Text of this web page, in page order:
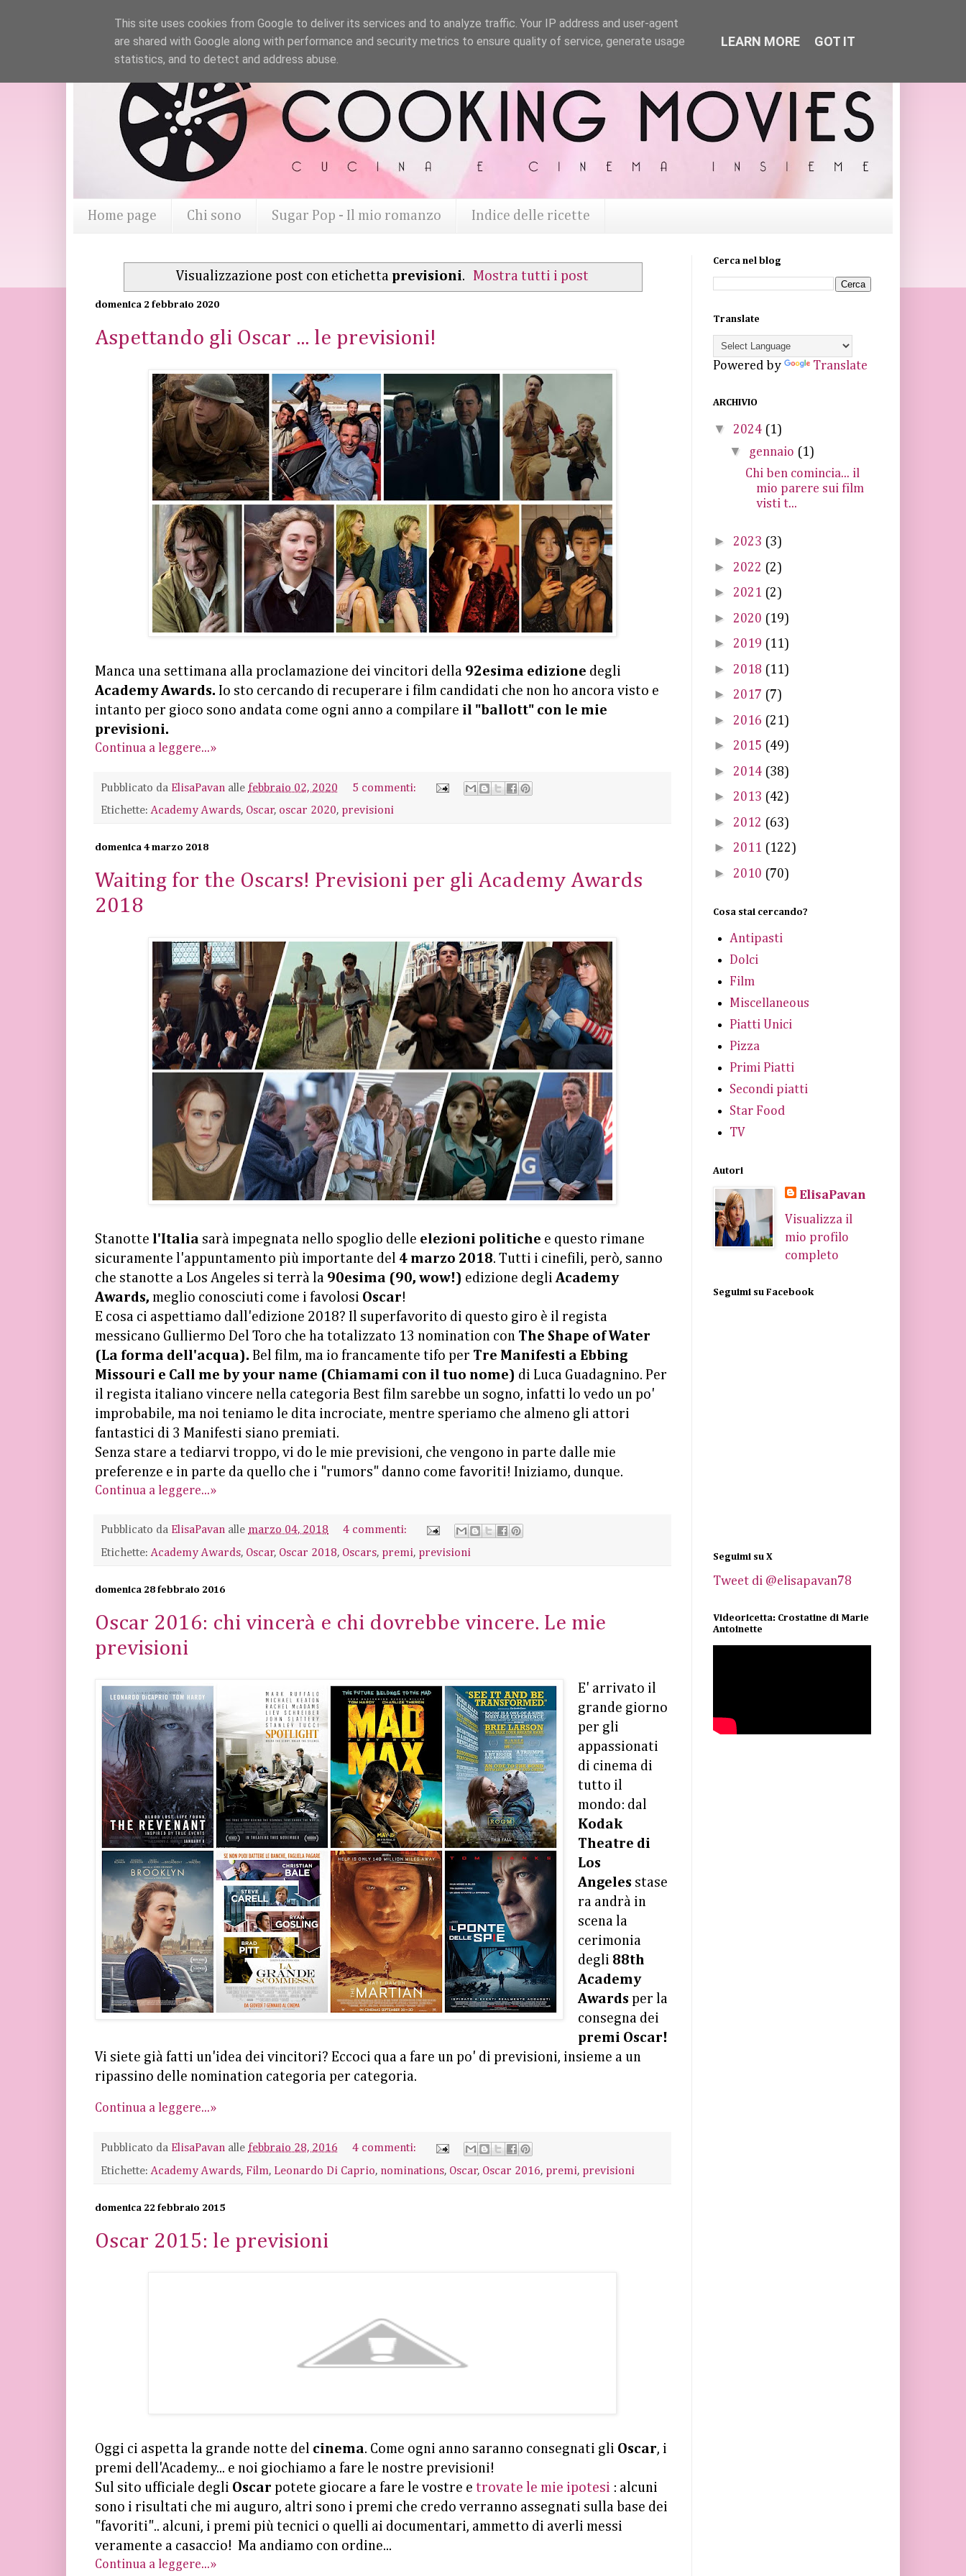
Home page Chi sono Sugar Pop - Il mio romanzo Indice delle ricette
Visualizzazione post con etichetta previsioni. Mostra tutti i post
domenica 2 febbraio 2020
Aspettando gli Oscar ... le previsioni!
Manca una settimana alla proclamazione dei vincitori della 92esima edizione degli
Academy Awards.
Io sto cercando di recuperare i film candidati che non ho ancora visto e
intanto per gioco sono andata come ogni anno a compilare il "ballott" con le mie
previsioni.
Continua a leggere...»
Pubblicato da ElisaPavan alle febbraio 02, 2020
5 commenti:
Etichette:Academy Awards, Oscar, oscar 2020, previsioni
domenica 4 marzo 2018
Waiting for the Oscars! Previsioni per gli Academy Awards
2018
Stanotte l'Italia sarà impegnata nello spoglio delle elezioni politiche e questo rimane
sicuramente l'appuntamento più importante del 4 marzo 2018. Tutti i cinefili, però, sanno
che stanotte a Los Angeles si terrà la 90esima (90, wow!) edizione degli Academy
Awards, meglio conosciuti come i favolosi Oscar!
E cosa ci aspettiamo dall'edizione 2018? Il superfavorito di questo giro è il regista
messicano Gulliermo Del Toro che ha totalizzato 13 nomination con The Shape of Water
(La forma dell'acqua). Bel film, ma io francamente tifo per Tre Manifesti a Ebbing
Missouri e Call me by your name (Chiamami con il tuo nome) di Luca Guadagnino. Per
il regista italiano vincere nella categoria Best film sarebbe un sogno, infatti lo vedo un po'
improbabile, ma noi teniamo le dita incrociate, mentre speriamo che almeno gli attori
fantastici di 3 Manifesti siano premiati.
Senza stare a tediarvi troppo, vi do le mie previsioni, che vengono in parte dalle mie
preferenze e in parte da quello che i "rumors" danno come favoriti! Iniziamo, dunque.
Continua a leggere...»
Pubblicato da ElisaPavan alle marzo 04, 2018
4 commenti:
Etichette:Academy Awards, Oscar, Oscar 2018, Oscars, premi, previsioni
domenica 28 febbraio 2016
Oscar 2016: chi vincerà e chi dovrebbe vincere. Le mie
previsioni
E' arrivato il
grande giorno
per gli
appassionati
di cinema di
tutto il
mondo: dal
Kodak
Theatre di
Los
Angeles stase
ra andrà in
scena la
cerimonia
degli 88th
Academy
Awards per la
consegna dei
premi Oscar!
Vi siete già fatti un'idea dei vincitori? Eccoci qua a fare un po' di previsioni, insieme a un
ripassino delle nomination categoria per categoria.
Continua a leggere...»
Pubblicato da ElisaPavan alle febbraio 28, 2016
4 commenti:
Etichette:Academy Awards, Film, Leonardo Di Caprio, nominations, Oscar, Oscar 2016, premi, previsioni
domenica 22 febbraio 2015
Oscar 2015: le previsioni
Oggi ci aspetta la grande notte del cinema. Come ogni anno saranno consegnati gli Oscar, i
premi dell'Academy... e noi giochiamo a fare le nostre previsioni!
Sul sito ufficiale degli Oscar potete giocare a fare le vostre e trovate le mie ipotesi : alcuni
sono i risultati che mi auguro, altri sono i premi che credo verranno assegnati sulla base dei
"favoriti".. alcuni, i premi più tecnici o quelli ai documentari, ammetto di averli messi
veramente a casaccio! Ma andiamo con ordine...
Continua a leggere...»
Cerca nel blog
Translate
Powered by Translate
ARCHIVIO
▼ 2024 (1)
▼ gennaio (1)
Chi ben comincia... il
mio parere sui film
visti t...
► 2023 (3)
► 2022 (2)
► 2021 (2)
► 2020 (19)
► 2019 (11)
► 2018 (11)
► 2017 (7)
► 2016 (21)
► 2015 (49)
► 2014 (38)
► 2013 (42)
► 2012 (63)
► 2011 (122)
► 2010 (70)
Cosa stai cercando?
Antipasti
Dolci
Film
Miscellaneous
Piatti Unici
Pizza
Primi Piatti
Secondi piatti
Star Food
TV
Autori
ElisaPavan
Visualizza il
mio profilo
completo
Seguimi su Facebook
Seguimi su X
Tweet di @elisapavan78
Videoricetta: Crostatine di Marie
Antoinette
This site uses cookies from Google to deliver its services and to analyze traffic. Your IP address and user-agent
are shared with Google along with performance and security metrics to ensure quality of service, generate usage
statistics, and to detect and address abuse.
LEARN MORE GOT IT